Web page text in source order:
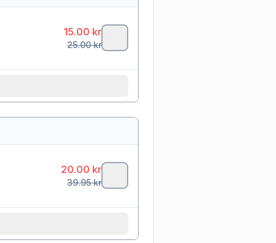
15.00 kr
25.00kr
20.00 kr
39.95kr